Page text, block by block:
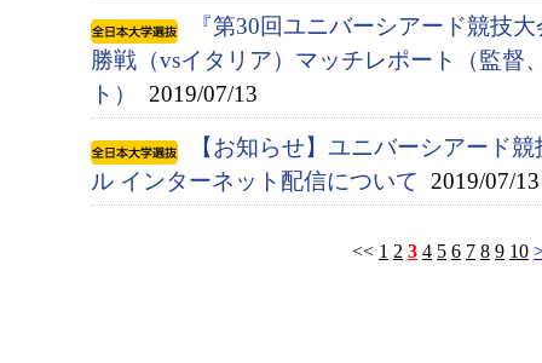
『第30回ユニバーシアード競技
勝戦（vsイタリア）マッチレポート（監督
ト）
2019/07/13
【お知らせ】ユニバーシアード
ル インターネット配信について 2019/07/13
<< 1 2 3 4 5 6 7 8 9 10